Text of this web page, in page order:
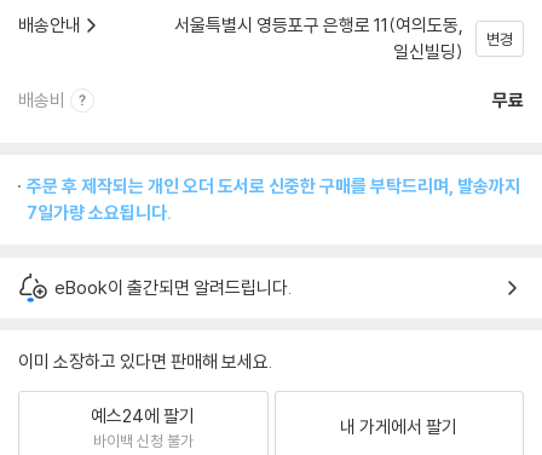
배송안내
서울특별시 영등포구 은행로 11(여의도동,
일신빌딩)
변경
배송비 무료
주문 후 제작되는 개인 오더 도서로 신중한 구매를 부탁드리며, 발송까지
7일가량 소요됩니다.
eBook이 출간되면 알려드립니다.
이미 소장하고 있다면 판매해 보세요.
예스24에 팔기
바이백 신청 불가
내 가게에서 팔기